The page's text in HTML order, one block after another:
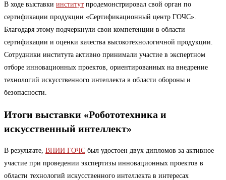
В ходе выставки институт продемонстрировал свой орган по
сертификации продукции «Сертификационный центр ГОЧС».
Благодаря этому подчеркнули свои компетенции в области
сертификации и оценки качества высокотехнологичной продукции.
Сотрудники института активно принимали участие в экспертном
отборе инновационных проектов, ориентированных на внедрение
технологий искусственного интеллекта в области обороны и
безопасности.
Итоги выставки «Робототехника и
искусственный интеллект»
В результате, ВНИИ ГОЧС был удостоен двух дипломов за активное
участие при проведении экспертизы инновационных проектов в
области технологий искусственного интеллекта в интересах